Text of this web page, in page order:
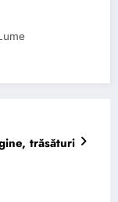
trăsături